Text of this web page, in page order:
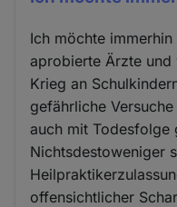
Ich möchte
aprobierte Ärzte und
Krieg an
gefährliche
auch mit Todesfolge
Nichtsdestoweniger
offensichtlicher